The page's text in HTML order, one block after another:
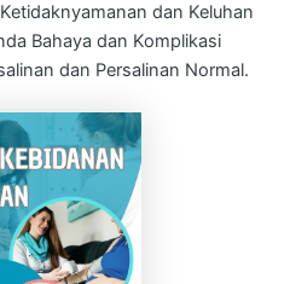
dan Keluhan
Bahaya dan Komplikasi
dan Persalinan Normal.